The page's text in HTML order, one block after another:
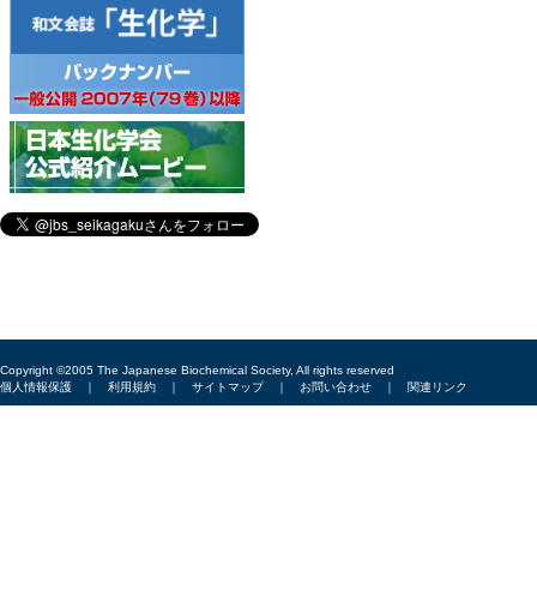
Copyright ©2005 The Japanese Biochemical Society, All rights reserved
個人情報保護 ｜ 利用規約 ｜ サイトマップ｜ お問い合わせ ｜ 関連リンク